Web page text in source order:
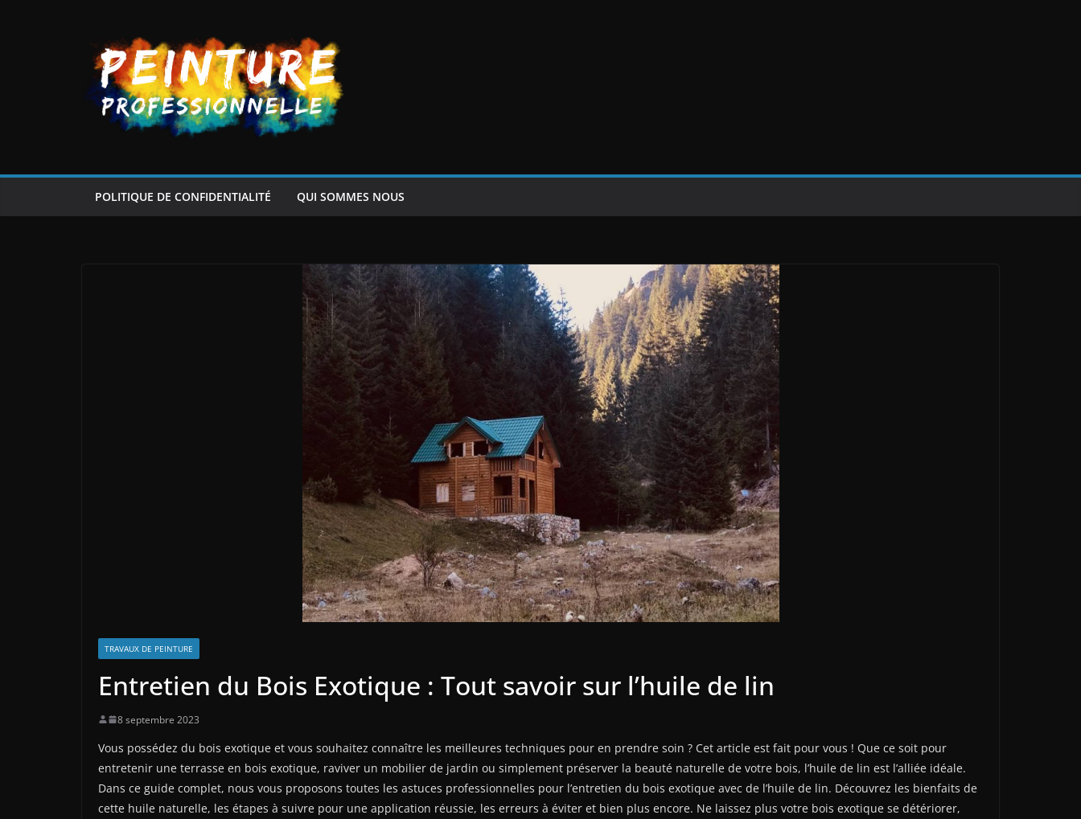
POLITIQUE DE CONFIDENTIALITÉ QUI SOMMES NOUS
TRAVAUX DE PEINTURE
Entretien du Bois Exotique : Tout savoir sur l’huile de lin
8 septembre 2023
Vous possédez du bois exotique et vous souhaitez connaître les meilleures techniques pour en prendre soin ? Cet article est fait pour vous ! Que ce soit pour
entretenir une terrasse en bois exotique, raviver un mobilier de jardin ou simplement préserver la beauté naturelle de votre bois, l’huile de lin est l’alliée idéale.
Dans ce guide complet, nous vous proposons toutes les astuces professionnelles pour l’entretien du bois exotique avec de l’huile de lin. Découvrez les bienfaits de
cette huile naturelle, les étapes à suivre pour une application réussie, les erreurs à éviter et bien plus encore. Ne laissez plus votre bois exotique se détériorer,